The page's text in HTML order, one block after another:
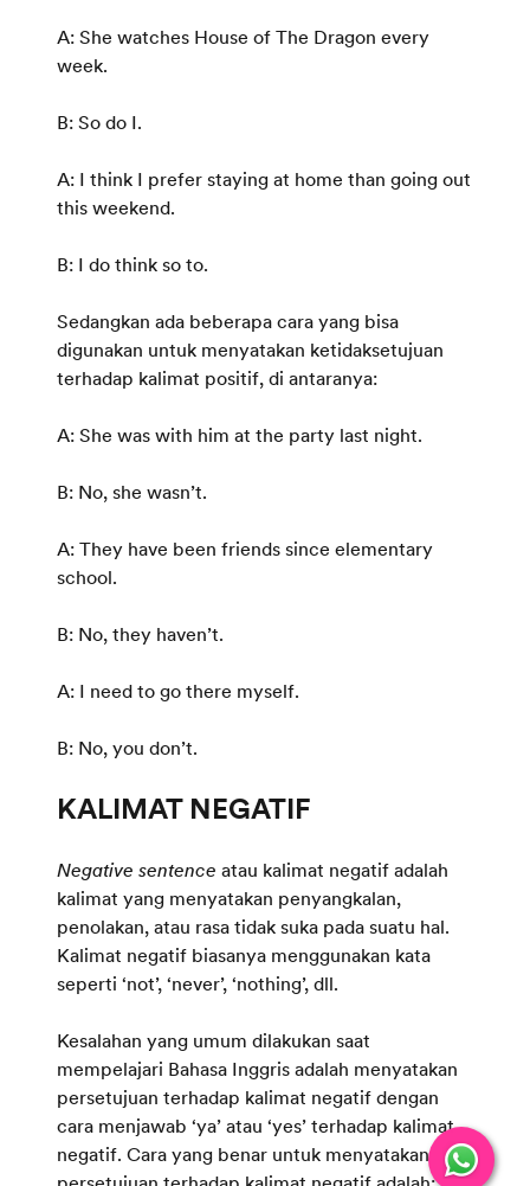
A: She watches House of The Dragon every
week.
B: So do I.
A: I think I prefer staying at home than going out
this weekend.
B: I do think so to.
Sedangkan ada beberapa cara yang bisa
digunakan untuk menyatakan ketidaksetujuan
terhadap kalimat positif, di antaranya:
A: She was with him at the party last night.
B: No, she wasn’t.
A: They have been friends since elementary
school.
B: No, they haven’t.
A: I need to go there myself.
B: No, you don’t.
Negative sentence atau kalimat negatif adalah
kalimat yang menyatakan penyangkalan,
penolakan, atau rasa tidak suka pada suatu hal.
Kalimat negatif biasanya menggunakan kata
seperti ‘not’, ‘never’, ‘nothing’, dll.
Kesalahan yang umum dilakukan saat
mempelajari Bahasa Inggris adalah menyatakan
persetujuan terhadap kalimat negatif dengan
cara menjawab ‘ya’ atau ‘yes’ terhadap kalimat
negatif. Cara yang benar untuk menyatakan